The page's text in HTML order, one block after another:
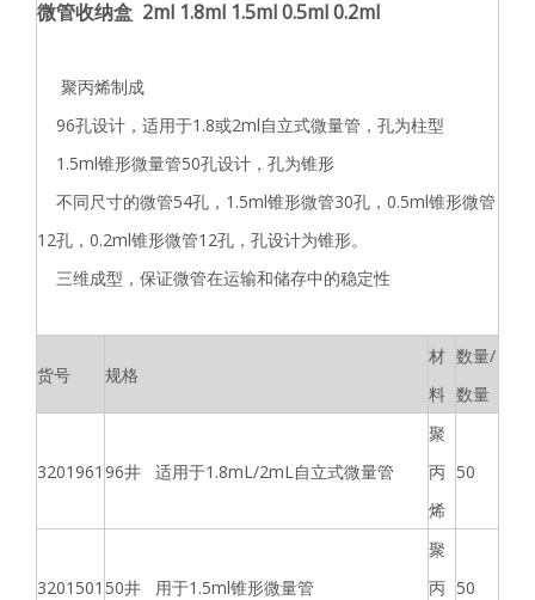
微管收纳盒 2ml 1.8ml 1.5ml 0.5ml 0.2ml
聚丙烯制成
96孔设计，适用于1.8或2ml自立式微量管，孔为柱型
1.5ml锥形微量管50孔设计，孔为锥形
不同尺寸的微管54孔，1.5ml锥形微管30孔，0.5ml锥形微管
12孔，0.2ml锥形微管12孔，孔设计为锥形。
三维成型，保证微管在运输和储存中的稳定性
货号 规格
材
料
数量/
数量
3201961 96井 适用于1.8mL/2mL自立式微量管
聚
丙
烯
50
3201501 50井 用于1.5ml锥形微量管
聚
丙 50